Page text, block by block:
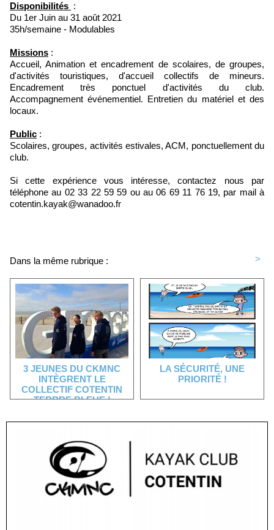
Disponibilités :
Du 1er Juin au 31 août 2021
35h/semaine - Modulables
Missions :
Accueil, Animation et encadrement de scolaires, de groupes,
d'activités touristiques, d'accueil collectifs de mineurs.
Encadrement très ponctuel d'activités du club.
Accompagnement événementiel. Entretien du matériel et des
locaux.
Public :
Scolaires, groupes, activités estivales, ACM, ponctuellement du
club.
Si cette expérience vous intéresse, contactez nous par
téléphone au 02 33 22 59 59 ou au 06 69 11 76 19, par mail à
cotentin.kayak@wanadoo.fr
Dans la même rubrique : >
3 JEUNES DU CKMNC
INTÈGRENT LE
COLLECTIF COTENTIN
TERRRE BLEUE !
LA SÉCURITÉ, UNE
PRIORITÉ !